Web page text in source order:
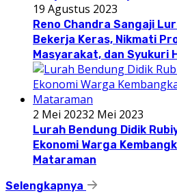
19 Agustus 2023
Reno Chandra Sangaji
Bekerja Keras, Nikmati
Masyarakat, dan Syukuri
2 Mei 20232 Mei 2023
Lurah Bendung Didik
Ekonomi Warga
Mataraman
Selengkapnya